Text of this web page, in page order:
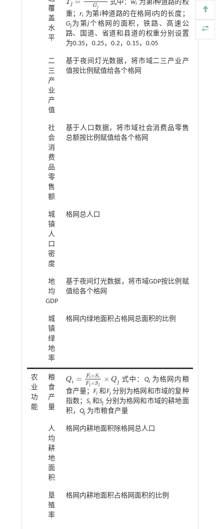
覆
盖
水
平
T j Gj
Tj = ∑i= 1n=5wi×r Gj
式中：wi 为第i种道路的权
重；ri 为第i种道路的在格网 i内的长度；
Gj 为第j个格网的面积，铁路、高速公
路、国道、省道和县道的权重分别设置
为0.35，0.25，0.2，0.15，0.05
二
三
产
业
产
值
基于夜间灯光数据，将市域二三产业产
值按比例赋值给各个格网
社
会
消
费
品
零
售
额
基于人口数据，将市域社会消费品零售
总额按比例赋值给各个格网
城
镇
人
口
密
度
格网总人口
地
均
GDP
基于夜间灯光数据，将市域GDP按比例赋
值给各个格网
城
镇
绿
地
率
格网内绿地面积占格网总面积的比例
农
业
功
能
粮
食
产
量
Qi = Fi×Si
F j ×Sj
× Qj
Qi= Fi× SiFj×Sj× Qj 式中： Qi为格网内粮
食产量；Fi 和 Fj分别为格网和市域的复种
指数； Si和Sj 分别为格网和市域的耕地面
积， Qj为市粮食产量
人
均
耕
地
面
积
格网内耕地面积除格网总人口
垦
殖
率
格网内耕地面积占格网面积的比例